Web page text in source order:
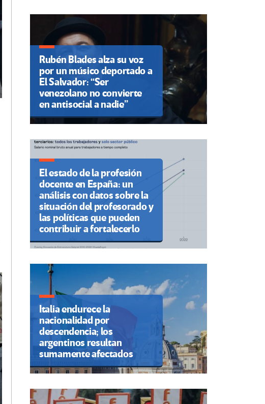
Rubén Blades alza su voz
por un músico deportado a
El Salvador: “Ser
venezolano no convierte
en antisocial a nadie”
El estado de la profesión
docente en España: un
análisis con datos sobre la
situación del profesorado y
las políticas que pueden
contribuir a fortalecerlo
Italia endurece la
nacionalidad por
descendencia; los
argentinos resultan
sumamente afectados